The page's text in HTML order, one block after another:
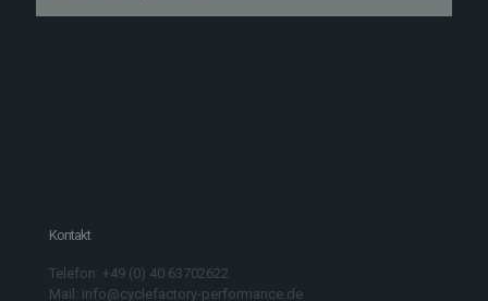
Kontakt
Telefon: +49 (0) 40 63702622
Mail: info@cyclefactory-performance.de